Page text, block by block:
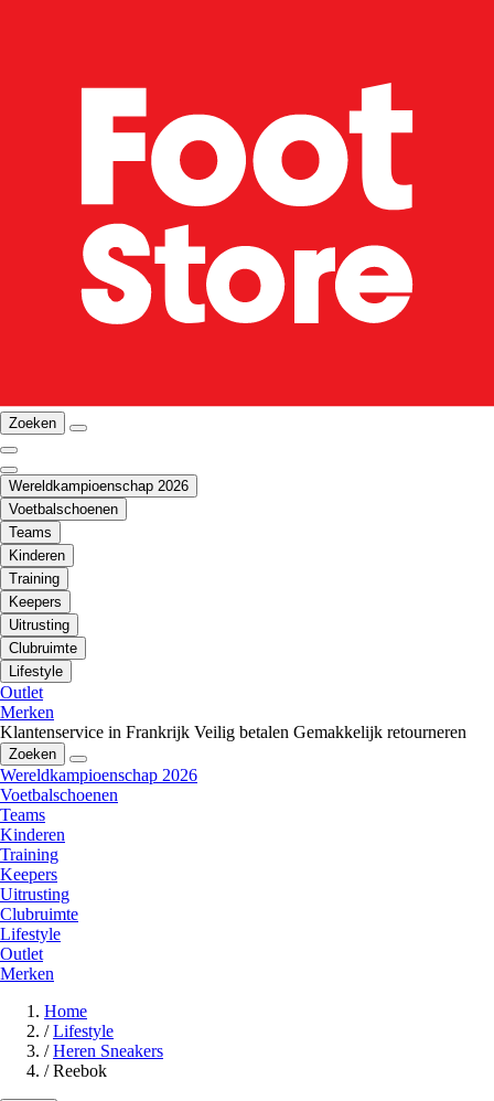
Zoeken
Wereldkampioenschap 2026
Voetbalschoenen
Teams
Kinderen
Training
Keepers
Uitrusting
Clubruimte
Lifestyle
Outlet
Merken
Klantenservice in Frankrijk Veilig betalen Gemakkelijk retourneren
Zoeken
Wereldkampioenschap 2026
Voetbalschoenen
Teams
Kinderen
Training
Keepers
Uitrusting
Clubruimte
Lifestyle
Outlet
Merken
Home
/ Lifestyle
/ Heren Sneakers
/ Reebok